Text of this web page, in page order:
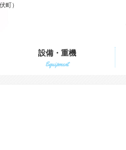
町）
設備・重機
Equipment